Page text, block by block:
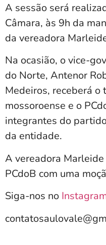
A sessão será
Câmara, às 9h da
da vereadora
Na ocasião, o vice-
do Norte, Antenor
Medeiros, receberá
mossoroense e o
integrantes do
da entidade.
A vereadora
PCdoB com uma
Siga-nos no